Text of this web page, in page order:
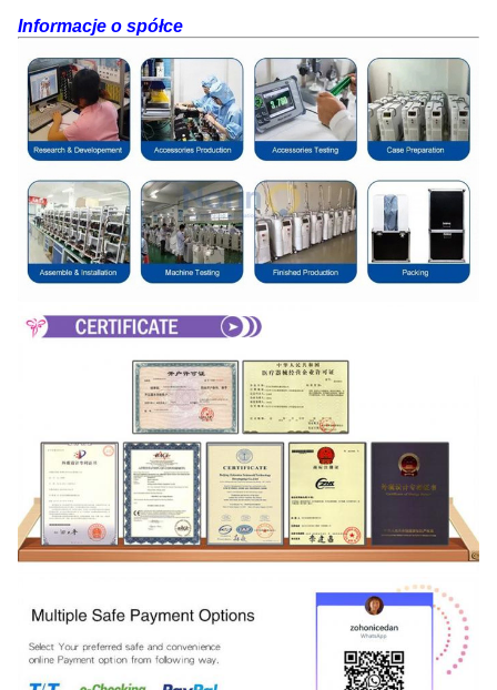
Informacje o spółce